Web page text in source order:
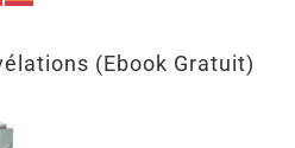
(ebook Gratuit)